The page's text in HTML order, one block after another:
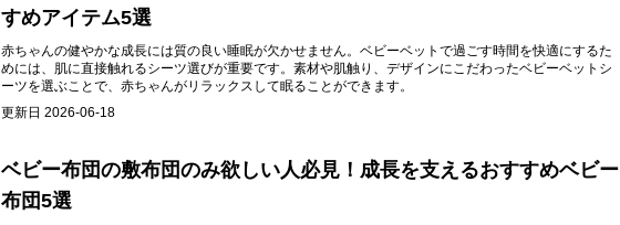
すめアイテム5選
赤ちゃんの健やかな成長には質の良い睡眠が欠かせません。ベビーベットで過ごす時間を快適にするた
めには、肌に直接触れるシーツ選びが重要です。素材や肌触り、デザインにこだわったベビーベットシ
ーツを選ぶことで、赤ちゃんがリラックスして眠ることができます。
更新日 2026-06-18
ベビー布団の敷布団のみ欲しい人必見！成長を支えるおすすめベビー
布団5選